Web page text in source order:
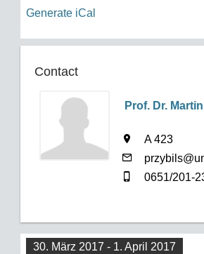
Generate iCal
Contact
Prof. Dr.
A 423
0651/201-
30. März 2017 - 1. April 2017